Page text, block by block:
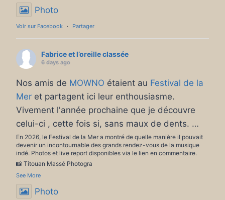
Photo
Voir sur Facebook · Partager
Fabrice et l’oreille classée
6 days ago
Nos amis de MOWNO étaient au Festival de la
Mer et partagent ici leur enthousiasme.
Vivement l'année prochaine que je découvre
celui-ci , cette fois si, sans maux de dents.
En 2026, le Festival de la Mer a montré de quelle manière il pouvait
devenir un incontournable des grands rendez-vous de la musique
indé. Photos et live report disponibles via le lien en commentaire.
📸 Titouan Massé Photogra
…
See More
Photo